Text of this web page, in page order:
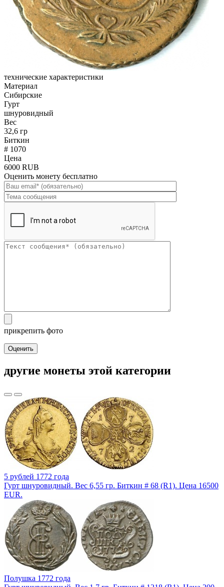
технические характеристики
Материал
Сибирские
Гурт
шнуровидный
Вес
32,6 гр
Биткин
# 1070
Цена
6000 RUB
Оценить монету бесплатно
прикрепить фото
Оценить
другие монеты этой категории
5 рублей 1772 года
Гурт шнуровидный. Вес 6,55 гр. Биткин # 68 (R1). Цена 16500
EUR.
Полушка 1772 года